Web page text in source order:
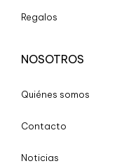
Regalos
NOSOTROS
Quiénes somos
Contacto
Noticias